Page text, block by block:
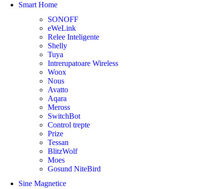
Smart Home
SONOFF
eWeLink
Relee Inteligente
Shelly
Tuya
Intrerupatoare Wireless
Woox
Nous
Avatto
Aqara
Meross
SwitchBot
Control trepte
Prize
Tessan
BlitzWolf
Moes
Gosund NiteBird
Sine Magnetice